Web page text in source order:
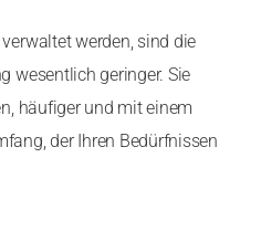
werden, sind die
wesentlich geringer. Sie
häufiger und mit einem
der Ihren Bedürfnissen